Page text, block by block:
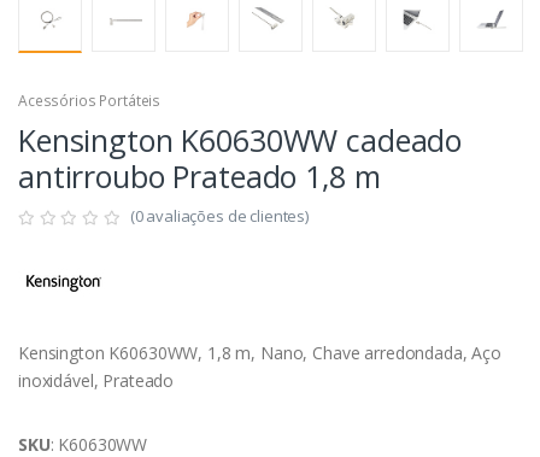
Acessórios Portáteis
Kensington K60630WW cadeado
antirroubo Prateado 1,8 m
(0 avaliações de clientes)
Kensington K60630WW, 1,8 m, Nano, Chave arredondada, Aço
inoxidável, Prateado
SKU: K60630WW